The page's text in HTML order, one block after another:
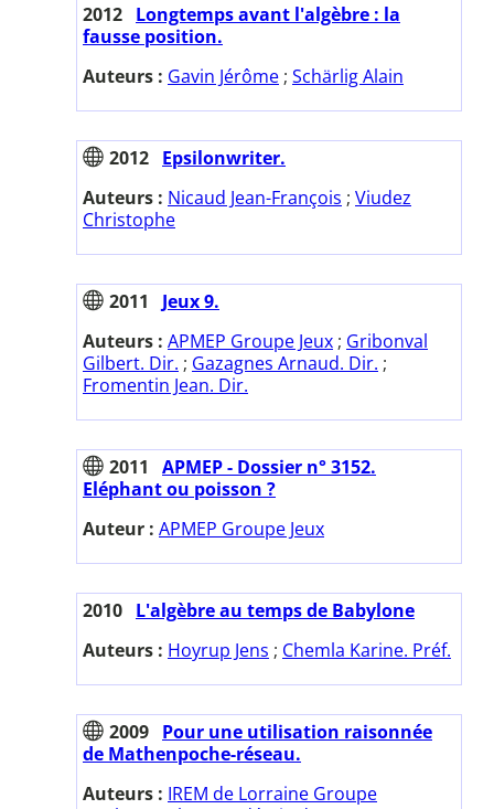
2012 Longtemps avant l'algèbre : la
fausse position.
Auteurs : Gavin Jérôme ; Schärlig Alain
2012 Epsilonwriter.
Auteurs : Nicaud Jean-François ; Viudez
Christophe
2011
Jeux 9.
Auteurs : APMEP Groupe Jeux ; Gribonval
Gilbert. Dir. ; Gazagnes Arnaud. Dir. ;
Fromentin Jean. Dir.
2011
APMEP - Dossier n° 3152.
Eléphant ou poisson ?
Auteur : APMEP Groupe Jeux
2010 L'algèbre au temps de Babylone
Auteurs : Hoyrup Jens ; Chemla Karine. Préf.
2009 Pour une utilisation raisonnée
de Mathenpoche-réseau.
Auteurs : IREM de Lorraine Groupe